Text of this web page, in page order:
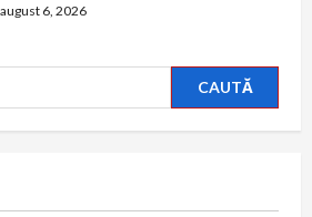
august 6, 2026